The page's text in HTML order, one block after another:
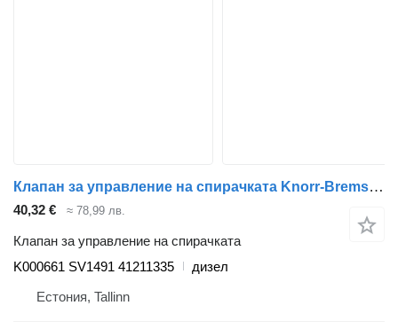
Клапан за управление на спирачката Knorr-Bremse Stralis (01.02-) K000661 SV1491 за влекач IVECO Stralis, Trakker (2002-)
40,32 € ≈ 78,99 лв.
Клапан за управление на спирачката
K000661 SV1491 41211335
дизел
Естония, Tallinn